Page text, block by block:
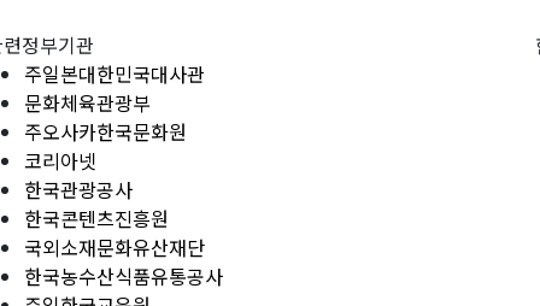
정부기관
주일본대한민국대사관
문화체육관광부
주오사카한국문화원
코리아넷
한국관광공사
한국콘텐츠진흥원
국외소재문화유산재단
한국농수산식품유통공사